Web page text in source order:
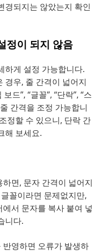
경되지는 않았는지 확인
정이 되지 않음
하게 설정 가능합니다.
경우, 줄 간격이 넓어지
드”, “글꼴”, “단락”, “스
간격을 조정 가능합니
정할 수 있으니, 단락 간
해 보세요.
면, 문자 간격이 넓어지
꼴이라면 문제없지만,
서 문자를 복사 붙여 넣
니다.
영하면 오류가 발생하